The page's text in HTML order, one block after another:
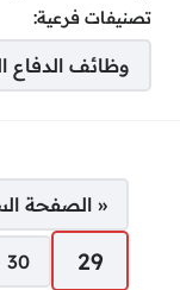
تصنيفات فرعية:
وظائف الدفاع
صفحات:
« الصفحة
29
30